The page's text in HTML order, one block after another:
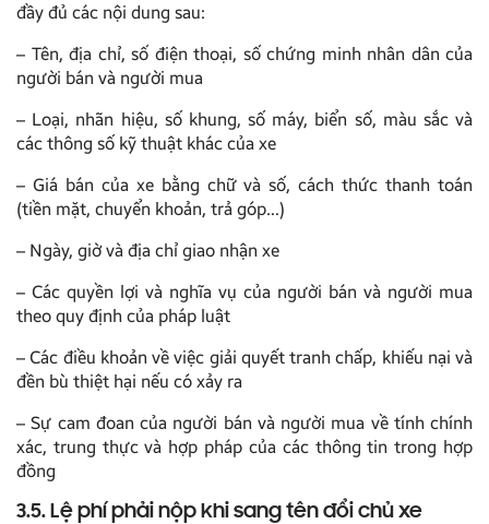
đầy đủ các nội dung sau:
– Tên, địa chỉ, số điện thoại, số chứng minh nhân dân của
người bán và người mua
– Loại, nhãn hiệu, số khung, số máy, biển số, màu sắc và
các thông số kỹ thuật khác của xe
– Giá bán của xe bằng chữ và số, cách thức thanh toán
(tiền mặt, chuyển khoản, trả góp…)
– Ngày, giờ và địa chỉ giao nhận xe
– Các quyền lợi và nghĩa vụ của người bán và người mua
theo quy định của pháp luật
– Các điều khoản về việc giải quyết tranh chấp, khiếu nại và
đền bù thiệt hại nếu có xảy ra
– Sự cam đoan của người bán và người mua về tính chính
xác, trung thực và hợp pháp của các thông tin trong hợp
đồng
3.5. Lệ phí phải nộp khi sang tên đổi chủ xe